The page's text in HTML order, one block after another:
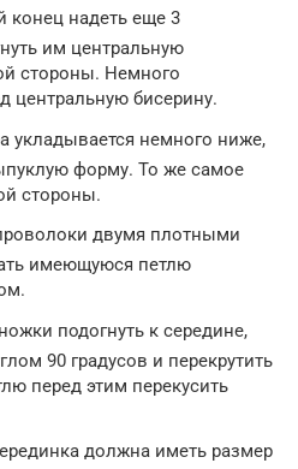
конец надеть еще 3
им центральную
стороны. Немного
центральную бисерину.
укладывается немного ниже,
форму. То же самое
стороны.
двумя плотными
имеющуюся петлю
подогнуть к середине,
90 градусов и перекрутить
перед этим перекусить
должна иметь размер